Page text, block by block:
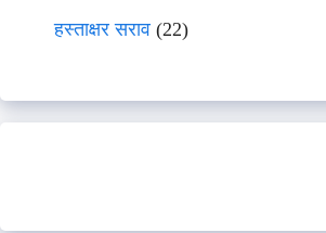
हस्ताक्षर सराव (22)